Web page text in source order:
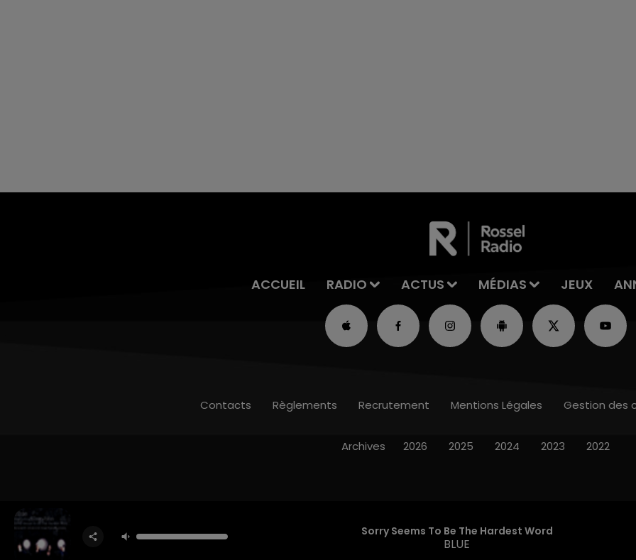
ACCUEIL RADIO ACTUS MÉDIAS JEUX
Sorry Seems To Be The Hardest Word
BLUE
Contacts Règlements Recrutement Mentions Légales Gestion des
Archives 2026 2025 2024 2023 2022